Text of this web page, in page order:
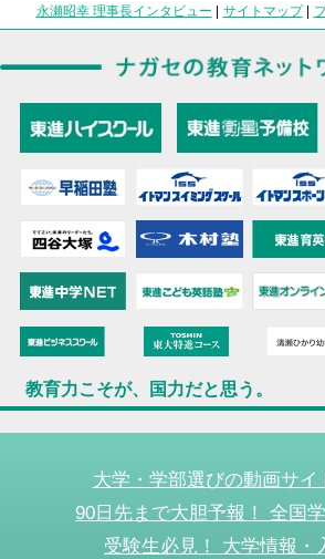
永瀬昭幸 理事長インタビュー | サイトマップ|
教育力こそが、国力だと思う。
大学・学部選びの動画サイ
90日先まで大胆予報！ 全国
受験生必見！ 大学情報・